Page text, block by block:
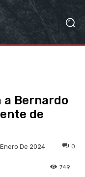
Bernardo
de
Enero De 2024 0
749